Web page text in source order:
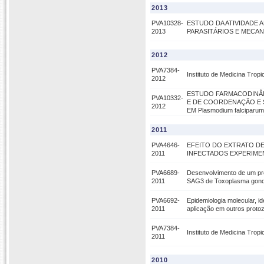
2013
PVA10328-
2013
ESTUDO DA ATIVIDADE
PARASITÁRIOS E
2012
PVA7384-
2012
Instituto de Medicina
PVA10332-
2012
ESTUDO
E DE COORDENAÇÃO E
EM Plasmodium
2011
PVA4646-
2011
EFEITO DO EXTRATO
INFECTADOS
PVA6689-
2011
Desenvolvimento de um
SAG3 de Toxoplasma
PVA6692-
2011
Epidemiologia molecular,
aplicação em outros
PVA7384-
2011
Instituto de Medicina
2010